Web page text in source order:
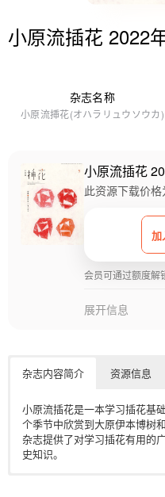
小原流插花 2022
杂志名称
小原流挿花(オハラリュウソウカ)
小原流插花
加
此资源下载价格
会员可通过额度解
展开信息
杂志内容简介 资源信息
小原流插花是一本学习插花基
个季节中欣赏到大原伊本博树
杂志提供了对学习插花有用的
史知识。